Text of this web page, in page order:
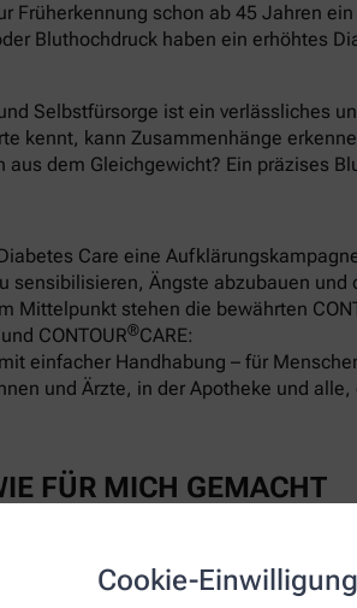
Cookie-
Früherkennung schon ab 45 Jahren
Bluthochdruck haben ein erhöhtes
Selbstfürsorge ist ein verlässliches
kennt, kann Zusammenhänge
dem Gleichgewicht? Ein präzises
Care eine
sensibilisieren, Ängste abzubauen und
Mittelpunkt stehen die bewährten
CONTOUR®CARE:
einfacher Handhabung – für
und Ärzte, in der Apotheke und alle,
FÜR MICH GEMACHT
Nachfülloption – Blut einfach
für Ihren Alltag1, 2